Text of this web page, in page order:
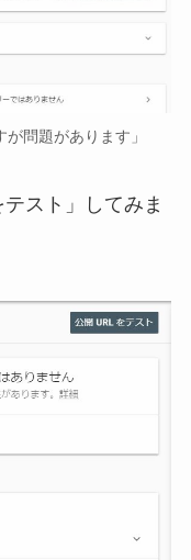
問題があります」
スト」してみま